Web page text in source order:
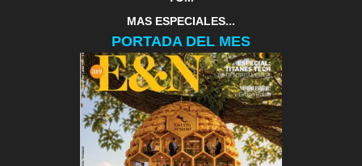
MAS ESPECIALES...
PORTADA DEL MES